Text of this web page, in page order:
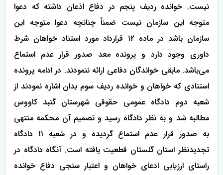
نیست. خوانده ردیف پنجم در دفاع اذعان داشته که دعوا
متوجه این سازمان نیست ضمناً چنانچه دعوا متوجه این
سازمان باشد در ماده ۱۲ قرارداد مورد استناد خواهان شرط
داوری وجود دارد و پرونده معد صدور قرار عدم استماع
می‌باشد. مابقی خواندگان دفاعی ارائه ننمودند. در ادامه پرونده
استنادی که خواهان و خوانده ردیف سوم بدان اشاره نمودند از
شعبه دوم دادگاه عمومی حقوقی شهرستان گنبد کاووس
مطالبه شد و به نظر دادگاه رسید و تصمیم آن محکمه منتهی
به صدور قرار عدم استماع گردیده و در شعبه ۱۱ دادگاه
تجدیدنظر استان گلستان قطعیت یافته است. آنگاه دادگاه در
راستای ارزیابی ادعای خواهان و اعتبار سنجی دفاع خوانده